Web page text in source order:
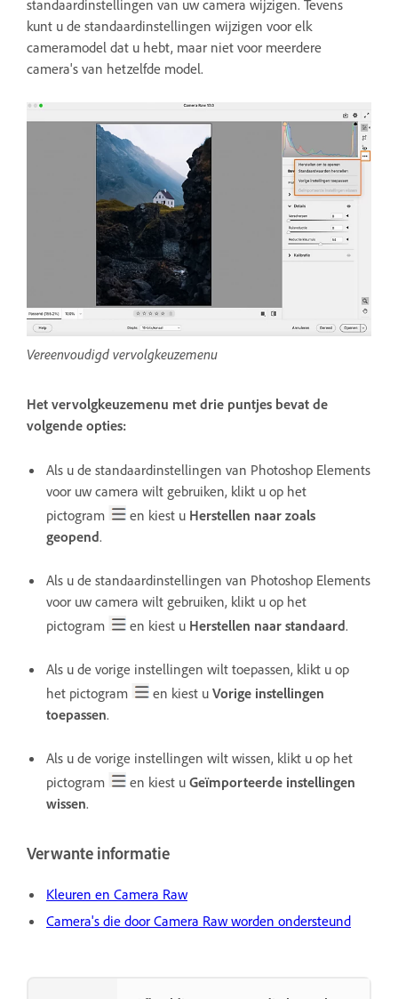
standaardinstellingen van uw camera wijzigen. Tevens
kunt u de standaardinstellingen wijzigen voor elk
cameramodel dat u hebt, maar niet voor meerdere
camera's van hetzelfde model.
Vereenvoudigd vervolgkeuzemenu
Het vervolgkeuzemenu met drie puntjes bevat de
volgende opties:
Als u de standaardinstellingen van Photoshop Elements
voor uw camera wilt gebruiken, klikt u op het
pictogram
en kiest u Herstellen naar zoals
geopend.
Als u de standaardinstellingen van Photoshop Elements
voor uw camera wilt gebruiken, klikt u op het
pictogram
en kiest u Herstellen naar standaard.
Als u de vorige instellingen wilt toepassen, klikt u op
het pictogram
en kiest u Vorige instellingen
toepassen.
Als u de vorige instellingen wilt wissen, klikt u op het
pictogram
en kiest u Geïmporteerde instellingen
wissen.
Verwante informatie
Kleuren en Camera Raw
Camera's die door Camera Raw worden ondersteund